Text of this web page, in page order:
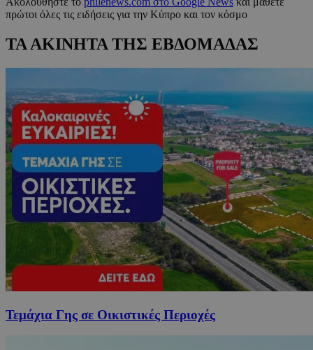
πρώτοι όλες τις ειδήσεις για την Κύπρο και τον κόσμο
ΤΑ ΑΚΙΝΗΤΑ ΤΗΣ ΕΒΔΟΜΑΔΑΣ
Τεμάχια Γης σε Οικιστικές Περιοχές